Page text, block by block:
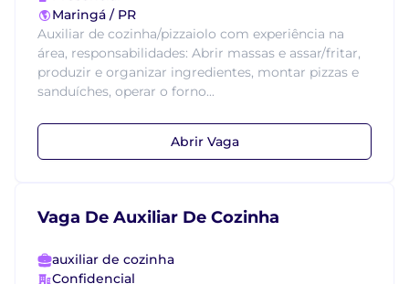
Maringá / PR
Auxiliar de cozinha/pizzaiolo com experiência na
área, responsabilidades: Abrir massas e assar/fritar,
produzir e organizar ingredientes, montar pizzas e
sanduíches, operar o forno...
Abrir Vaga
Vaga De Auxiliar De Cozinha
auxiliar de cozinha
Confidencial